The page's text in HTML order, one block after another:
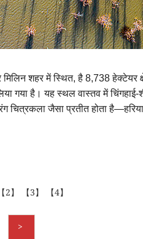
मिलिन शहर में स्थित, है 8,738
गया है। यह स्थल वास्तव में
चित्रकला जैसा प्रतीत होता
【2】 【3】 【4】
>